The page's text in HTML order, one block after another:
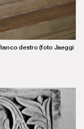
destro (foto Jaeggi